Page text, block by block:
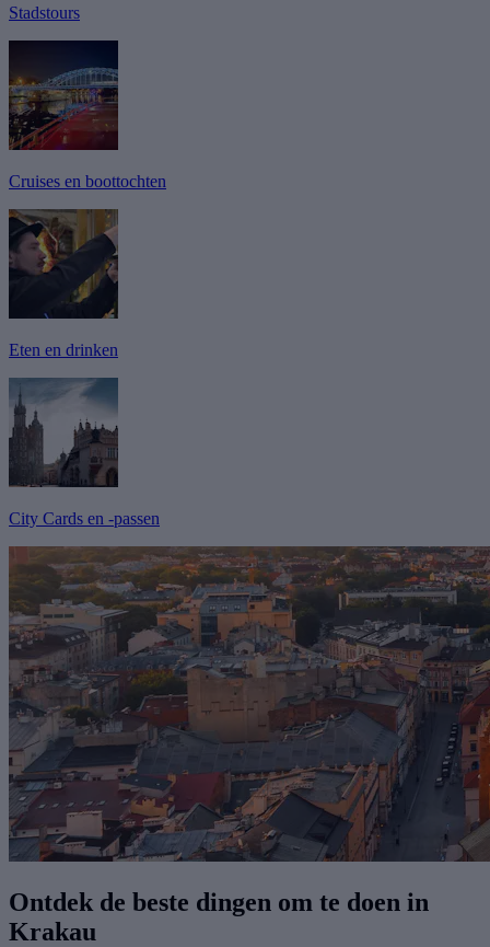
Stadstours
Cruises en boottochten
Eten en drinken
City Cards en -passen
Ontdek de beste dingen om te doen in
Krakau